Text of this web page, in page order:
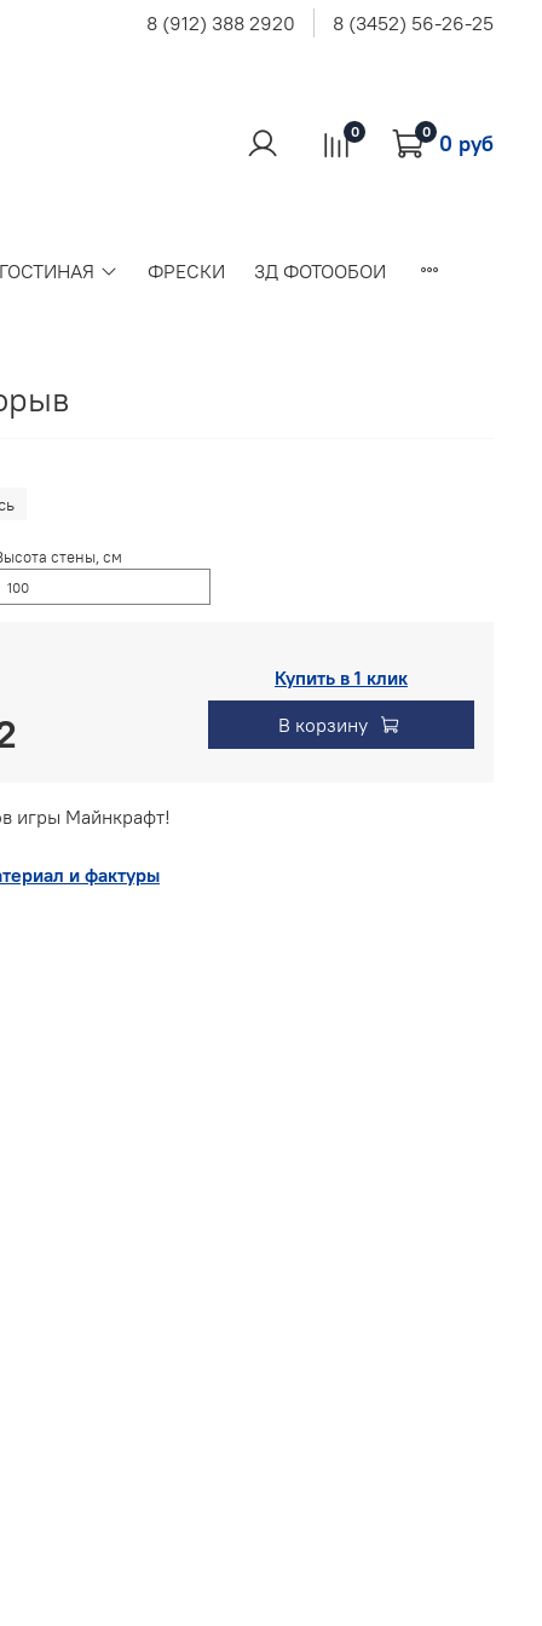
8 (912) 388 2920 8 (3452) 56-26-25
0 0 0 руб
ФРЕСКИ 3Д ФОТООБОИ
стены, см
Купить в 1 клик
В корзину
игры Майнкрафт!
и фактуры